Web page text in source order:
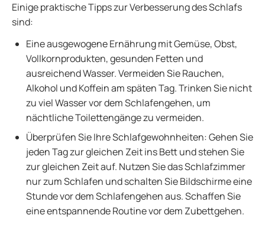
Einige praktische Tipps zur Verbesserung des Schlafs
sind:
Eine ausgewogene Ernährung mit Gemüse, Obst,
Vollkornprodukten, gesunden Fetten und
ausreichend Wasser. Vermeiden Sie Rauchen,
Alkohol und Koffein am späten Tag. Trinken Sie nicht
zu viel Wasser vor dem Schlafengehen, um
nächtliche Toilettengänge zu vermeiden.
Überprüfen Sie Ihre Schlafgewohnheiten: Gehen Sie
jeden Tag zur gleichen Zeit ins Bett und stehen Sie
zur gleichen Zeit auf. Nutzen Sie das Schlafzimmer
nur zum Schlafen und schalten Sie Bildschirme eine
Stunde vor dem Schlafengehen aus. Schaffen Sie
eine entspannende Routine vor dem Zubettgehen.